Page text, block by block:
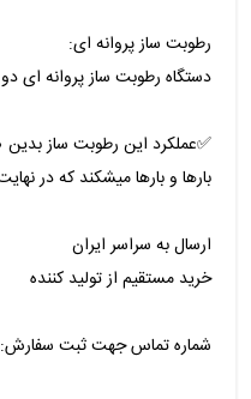
رطوبت ساز پروانه ای:
دستگاه رطوبت ساز پروانه ای
✅عملکرد این رطوبت ساز
بارها و بارها میشکند که در
ارسال به سراسر ایران
خرید مستقیم از تولید کننده
شماره تماس جهت ثبت سفارش: